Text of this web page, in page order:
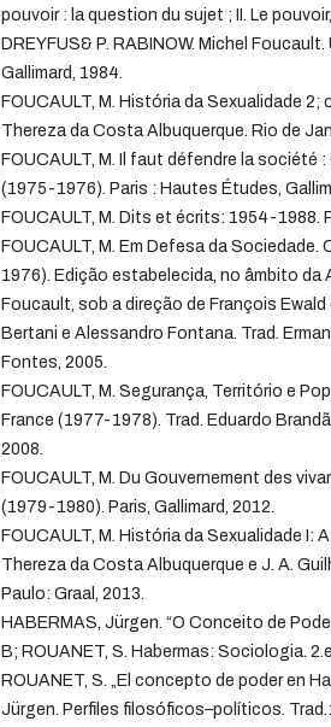
pouvoir : la question du sujet ; II. Le
DREYFUS& P. RABINOW. Michel
Gallimard, 1984.
FOUCAULT, M. História da Sexualidade 2;
Thereza da Costa Albuquerque. Rio de
FOUCAULT, M. Il faut défendre la société
(1975-1976). Paris : Hautes Études,
FOUCAULT, M. Dits et écrits: 1954-1988.
FOUCAULT, M. Em Defesa da
1976). Edição estabelecida, no âmbito da
Foucault, sob a direção de François
Bertani e Alessandro Fontana. Trad.
Fontes, 2005.
FOUCAULT, M. Segurança, Território e
France (1977-1978). Trad. Eduardo
2008.
FOUCAULT, M. Du Gouvernement des
(1979-1980). Paris, Gallimard, 2012.
FOUCAULT, M. História da Sexualidade I:
Thereza da Costa Albuquerque e J. A.
Paulo: Graal, 2013.
HABERMAS, Jürgen. “O Conceito de
B; ROUANET, S. Habermas: Sociologia.
ROUANET, S. „El concepto de poder en
Jürgen. Perfiles filosóficos–políticos.